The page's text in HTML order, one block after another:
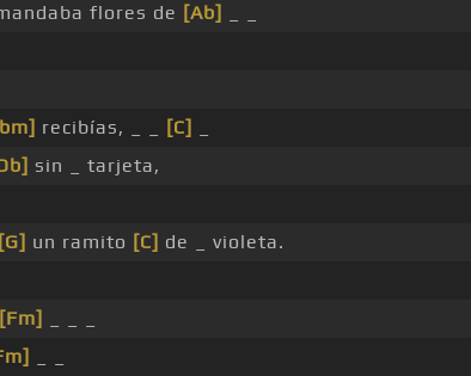
flores de [Ab]
recibías, _ _ [C]
sin _ tarjeta,
[G] un ramito [C] de _ violeta.
[Fm]